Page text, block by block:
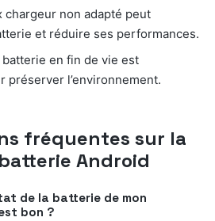
chargeur non adapté peut
et réduire ses performances.
en fin de vie est
préserver l’environnement.
fréquentes sur la
Android
de la batterie de mon
bon ?